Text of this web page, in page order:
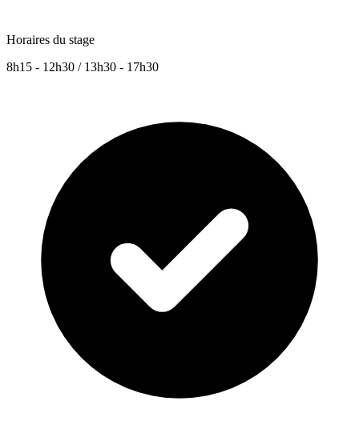
Horaires du stage
8h15 - 12h30 / 13h30 - 17h30